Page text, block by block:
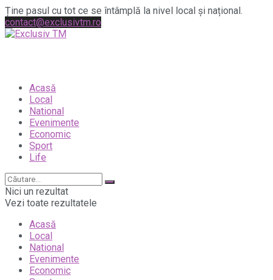
Ține pasul cu tot ce se întâmplă la nivel local și național.
contact@exclusivtm.ro
Acasă
Local
National
Evenimente
Economic
Sport
Life
Nici un rezultat
Vezi toate rezultatele
Acasă
Local
National
Evenimente
Economic